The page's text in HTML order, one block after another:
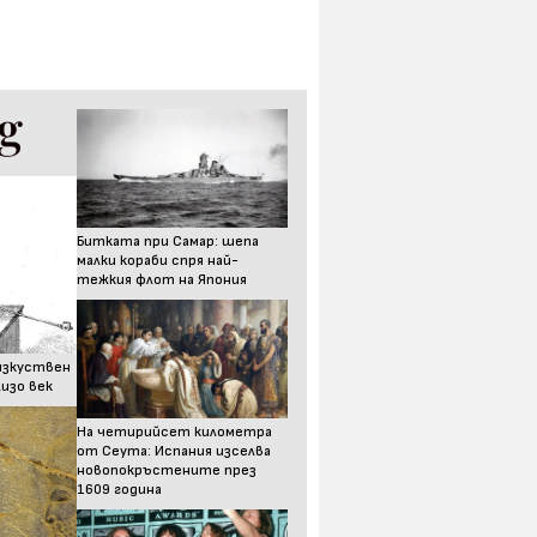
век
Битката при Самар: шепа
малки кораби спря най-
тежкия флот на Япония
На четирийсет километра
от Сеута: Испания изселва
новопокръстените през
1609 година